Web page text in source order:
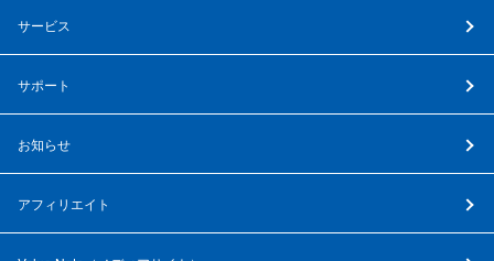
サービス
サポート
お知らせ
アフィリエイト